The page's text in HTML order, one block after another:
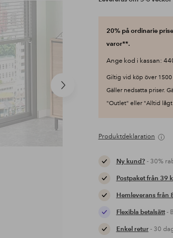
Nästa
produkt
20% på ordinarie
varor**.
Ange kod i kassan:
Giltig vid köp över
Gäller nedsatta priser.
"Outlet" eller "Alltid lågt
Produktdeklaration
Ny kund?- 30%
Postpaket från 39
Hemleverans från
Flexibla betalsätt-
Enkel retur- 30